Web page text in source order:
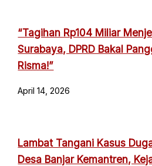
“Tagihan Rp104 Miliar
Surabaya, DPRD Bakal
Risma!”
April 14, 2026
Lambat Tangani Kasus
Desa Banjar Kemantren,